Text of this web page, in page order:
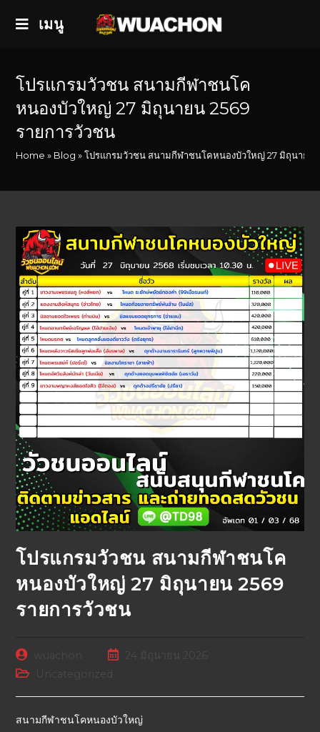
เมนู
โปรแกรมวัวชน สนามกีฬาชนโค
หนองบัวใหญ่ 27 มิถุนายน 2569
รายการวัวชน
Home » Blog »โปรแกรมวัวชน สนามกีฬาชนโคหนองบัวใหญ่ 27 มิถุนายน
โปรแกรมวัวชน สนามกีฬาชนโค
หนองบัวใหญ่ 27 มิถุนายน 2569
รายการวัวชน
24 มิถุนายน 2026
Uncategorized
สนามกีฬาชนโคหนองบัวใหญ่